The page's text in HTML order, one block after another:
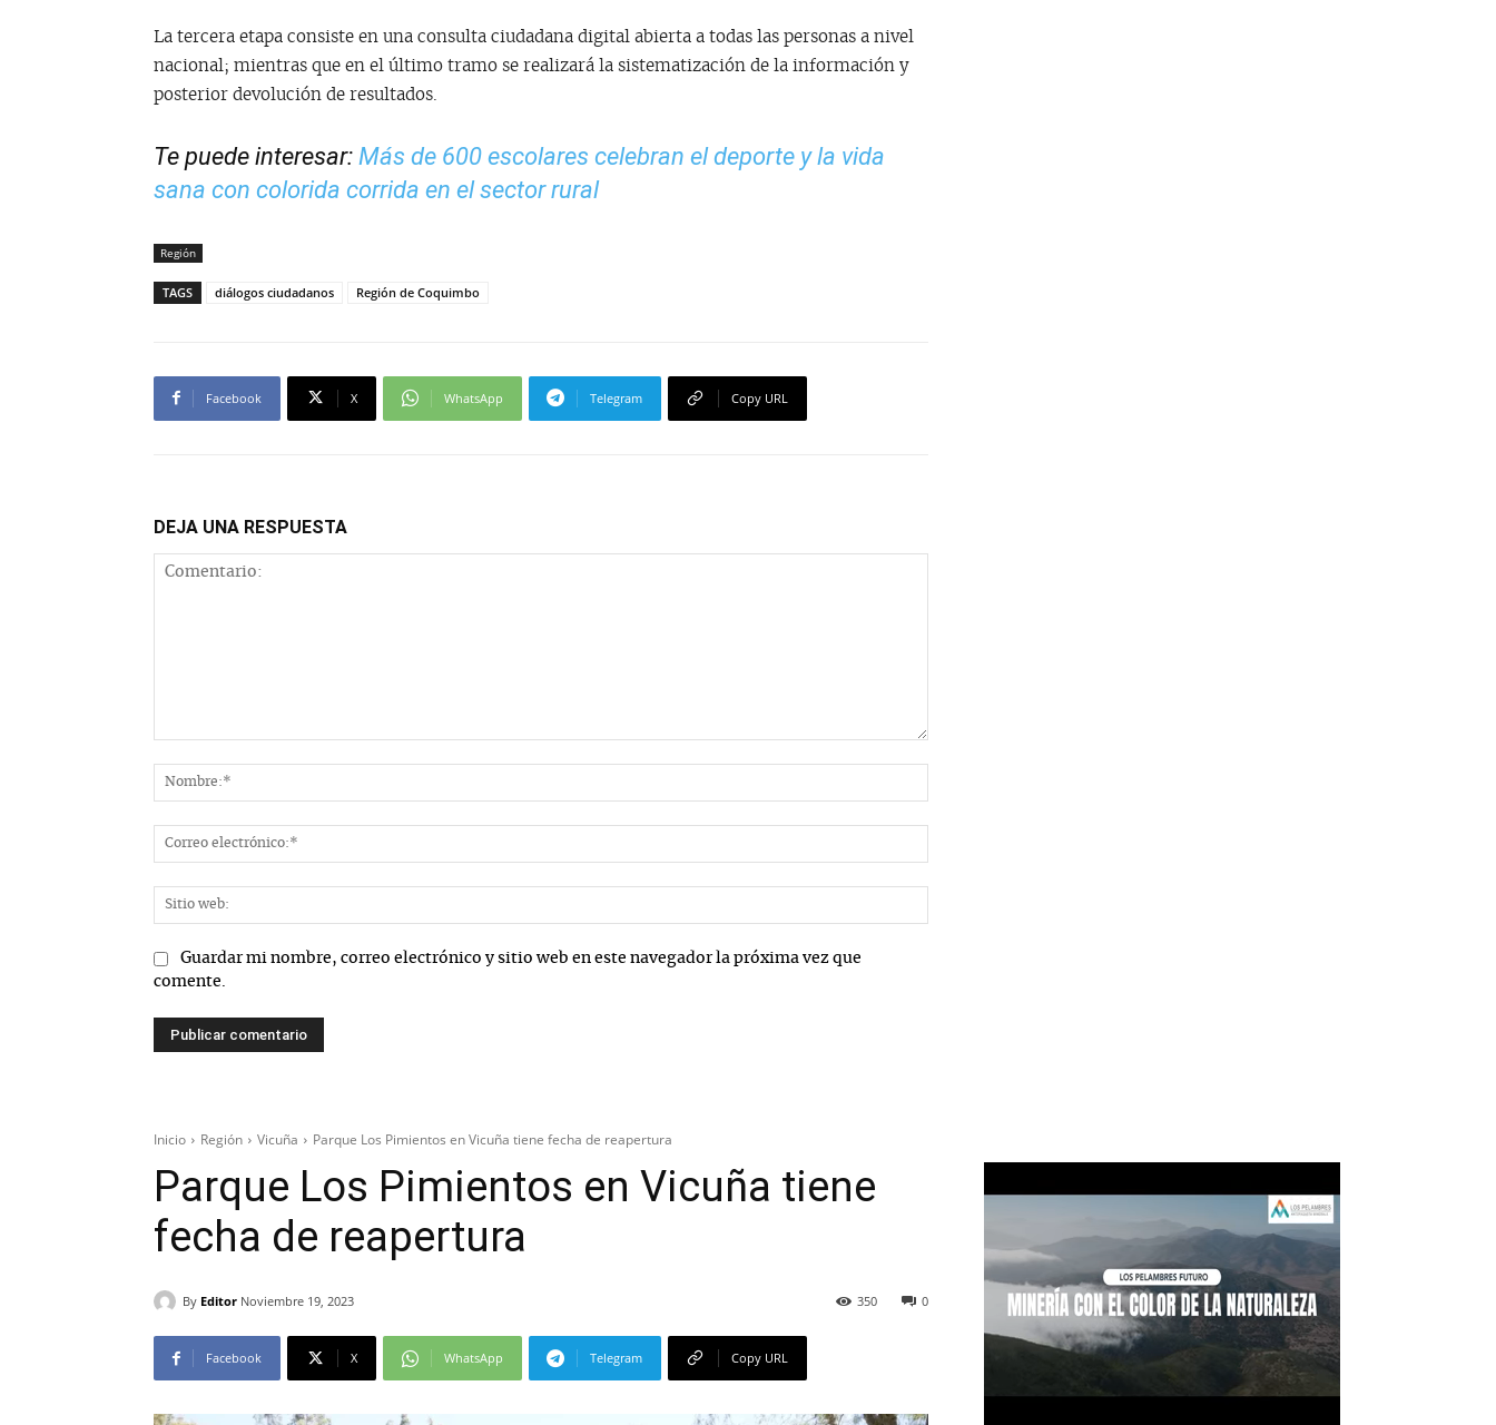
La tercera etapa consiste en una consulta ciudadana digital abierta a todas las personas a nivel
nacional; mientras que en el último tramo se realizará la sistematización de la información y
posterior devolución de resultados.
Te puede interesar: Más de 600 escolares celebran el deporte y la vida
sana con colorida corrida en el sector rural
Región
TAGS diálogos ciudadanos Región de Coquimbo
Facebook X WhatsApp Telegram Copy URL
DEJA UNA RESPUESTA
Guardar mi nombre, correo electrónico y sitio web en este navegador la próxima vez que
comente.